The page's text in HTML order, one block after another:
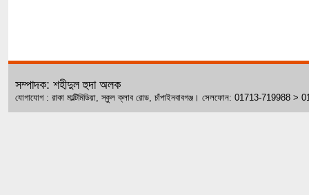
সম্পাদক: শহীদুল হুদা অলক
যোগাযোগ : রাকা মাল্টিমিডিয়া, স্কুল ক্লাব রোড, চাঁপাইনবাবগঞ্জ। সেলফোন: 01713-